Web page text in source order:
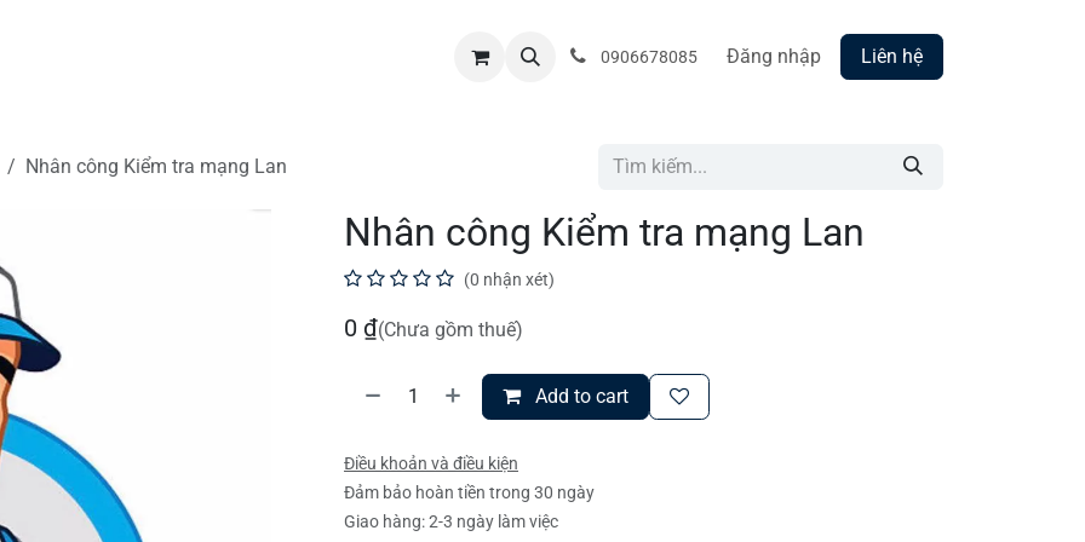
0906678085 Đăng nhập Liên hệ
Nhân công Kiểm tra mạng Lan
Nhân công Kiểm tra mạng Lan
(0 nhận xét)
0 ₫(Chưa gồm thuế)
Add to cart
Điều khoản và điều kiện
Đảm bảo hoàn tiền trong 30 ngày
Giao hàng: 2-3 ngày làm việc